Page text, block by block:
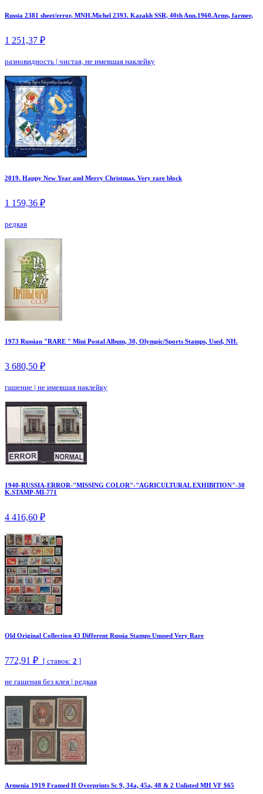
Russia 2381 sheet/error, MNH.Michel 2393. Kazakh SSR, 40th Ann.1960.Arms, farmer,
1 251,37 ₽
разновидность | чистая, не имевшая наклейку
2019. Happy New Year and Merry Christmas. Very rare block
1 159,36 ₽
редкая
1973 Russian "RARE " Mini Postal Album, 30, Olympic/Sports Stamps, Used, NH.
3 680,50 ₽
гашение | не имевшая наклейку
1940-RUSSIA-ERROR-"MISSING COLOR"-"AGRICULTURAL EXHIBITION"-30
K.STAMP-MI-771
4 416,60 ₽
Old Original Collection 43 Different Russia Stamps Unused Very Rare
772,91 ₽ [ ставок: 2 ]
не гашеная без клея | редкая
Armenia 1919 Framed H Overprints Sc 9, 34a, 45a, 48 & 2 Unlisted MH VF $65